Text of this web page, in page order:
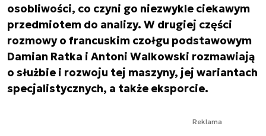
osobliwości, co czyni go niezwykle ciekawym
przedmiotem do analizy. W drugiej części
rozmowy o francuskim czołgu podstawowym
Damian Ratka i Antoni Walkowski rozmawiają
o służbie i rozwoju tej maszyny, jej wariantach
specjalistycznych, a także eksporcie.
Reklama